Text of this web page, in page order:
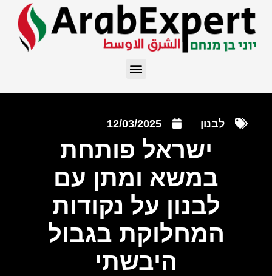
לבנון 12/03/2025
ישראל פותחת
במשא ומתן עם
לבנון על נקודות
המחלוקת בגבול
היבשתי